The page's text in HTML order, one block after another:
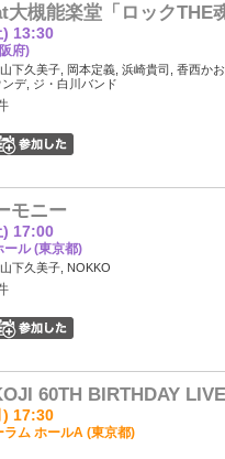
大槻能楽堂「ロックTHE
) 13:30
府)
下久美子, 岡本定義, 浜崎貴司, 香西か
デ, ジ・白川バンド
モニー
) 17:00
ール (東京都)
下久美子, NOKKO
60TH BIRTHDAY
) 17:30
ラム ホールA (東京都)